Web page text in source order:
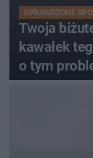
SPRAWDZONE
Twoja
kawałek
o tym